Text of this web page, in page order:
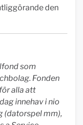
den
som
Fonden
alla att
innehav i nio
(datorspel mm),